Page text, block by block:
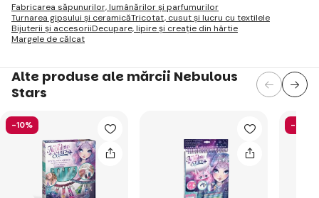
Fabricarea săpunurilor, lumânărilor și parfumurilor
Turnarea gipsului și ceramicăTricotat, cusut și lucru cu textilele
Bijuterii și accesoriiDecupare, lipire și creație din hârtie
Margele de călcat
Alte produse ale mărcii Nebulous
Stars
-10% -21%